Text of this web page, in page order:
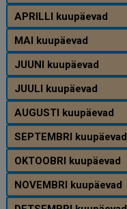
APRILLI kuupäevad
MAI kuupäevad
JUUNI kuupäevad
JUULI kuupäevad
AUGUSTI kuupäevad
SEPTEMBRI kuupäevad
OKTOOBRI kuupäevad
NOVEMBRI kuupäevad